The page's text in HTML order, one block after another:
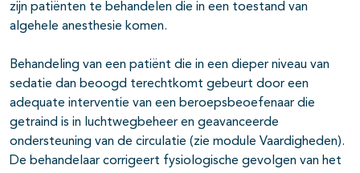
zijn patiënten te behandelen die in een toestand van
algehele anesthesie komen.
Behandeling van een patiënt die in een dieper niveau van
sedatie dan beoogd terechtkomt gebeurt door een
adequate interventie van een beroepsbeoefenaar die
getraind is in luchtwegbeheer en geavanceerde
ondersteuning van de circulatie (zie module Vaardigheden).
De behandelaar corrigeert fysiologische gevolgen van het